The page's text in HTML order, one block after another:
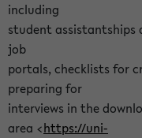
including
student assistantships
job
portals, checklists for
preparing for
interviews in the
area <https://uni-